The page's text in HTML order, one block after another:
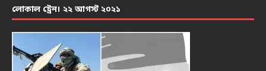
লোকাল ট্রেন। ২২ আগস্ট ২০২১